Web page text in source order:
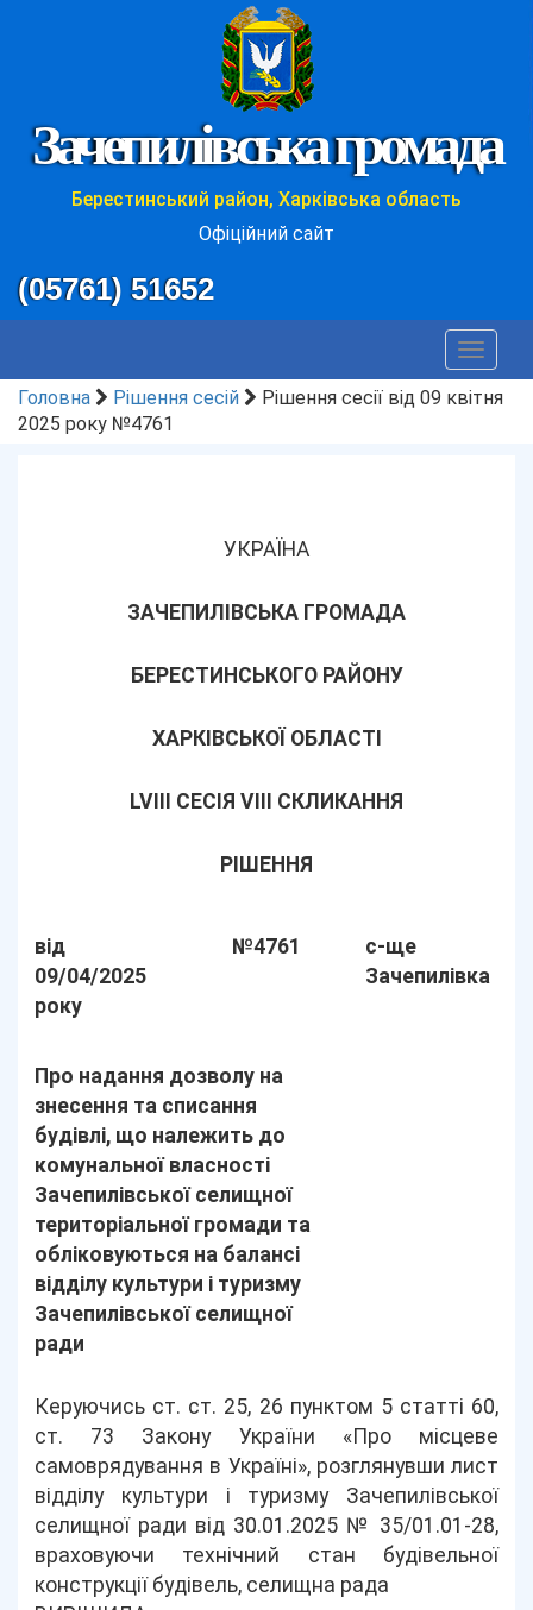
Зачепилівська громада
Берестинський район, Харківська область
Офіційний сайт
(05761) 51652
Toggle
Головна
Рішення сесій
Рішення сесії від 09 квітня
2025 року №4761
УКРАЇНА
ЗАЧЕПИЛІВСЬКА ГРОМАДА
БЕРЕСТИНСЬКОГО РАЙОНУ
ХАРКІВСЬКОЇ ОБЛАСТІ
LVІІІ СЕСІЯ VIII СКЛИКАННЯ
РІШЕННЯ
від
09/04/2025
року
№4761
с-ще
Зачепилівка
Про надання дозволу на
знесення та списання
будівлі, що належить до
комунальної власності
Зачепилівської селищної
територіальної громади та
обліковуються на балансі
відділу культури і туризму
Зачепилівської селищної
ради
Керуючись ст. ст. 25, 26 пунктом 5 статті 60,
ст. 73 Закону України «Про місцеве
самоврядування в Україні», розглянувши лист
відділу культури і туризму Зачепилівської
селищної ради від 30.01.2025 № 35/01.01-28,
враховуючи технічний стан будівельної
конструкції будівель, селищна рада